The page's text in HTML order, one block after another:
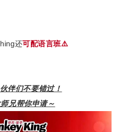
还可配语言班⚠️
伴们不要错过！
兄帮你申请～